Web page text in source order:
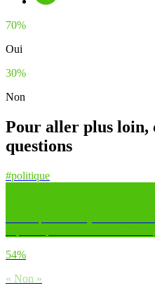
70%
Oui
30%
Non
Pour aller plus loin,
questions
#politique
54%
« Non »